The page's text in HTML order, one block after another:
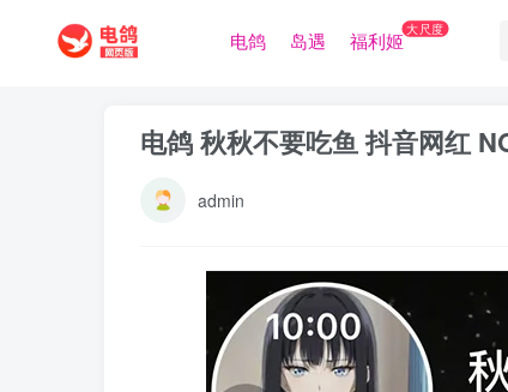
电鸽 岛遇 福利姬大尺度
电鸽 秋秋不要吃鱼 抖音网红
admin